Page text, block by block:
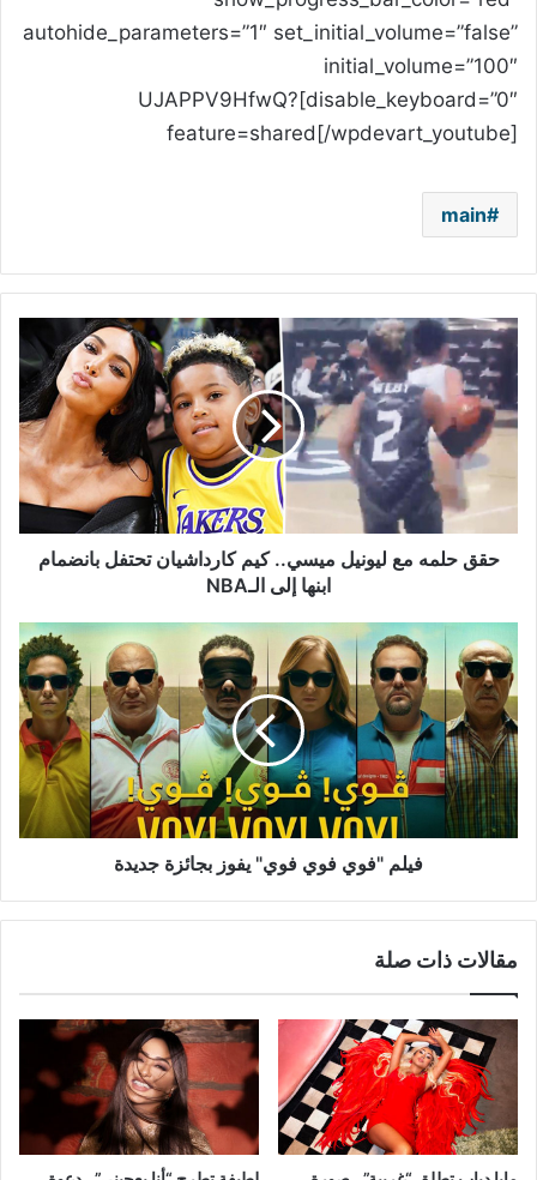
autohide_parameters=”1″ set_initial_volume=”false”
initial_volume=”100″
disable_keyboard=”0″]UJAPPV9HfwQ?
feature=shared[/wpdevart_youtube]
main
حقق
حلمه
مع
ليونيل
ميسي..
كارداشيان
تحتفل
بانضمام
ابنهاحقق حلمه مع ليونيل ميسي.. كيم كارداشيان تحتفل بانضمام
ابنها إلى الـNBA
فيلم
"فوي
فوي
فوي"
يفوز
بجائزة
جديدة
فيلم "فوي فوي فوي" يفوز بجائزة جديدة
مقالات ذات صلة